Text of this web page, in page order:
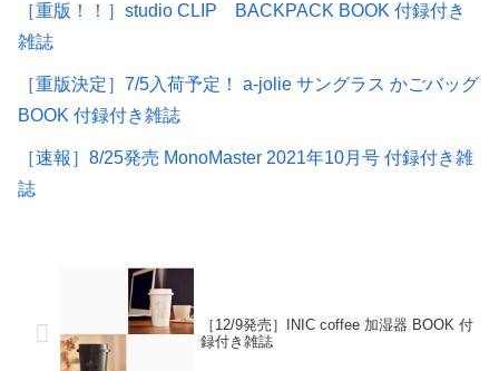
［重版！！］studio CLIP BACKPACK BOOK 付録付き
雑誌
［重版決定］7/5入荷予定！ a-jolie サングラス かごバッグ
BOOK 付録付き雑誌
［速報］8/25発売 MonoMaster 2021年10月号 付録付き雑
誌
［12/9発売］INIC coffee 加湿器 BOOK 付
録付き雑誌